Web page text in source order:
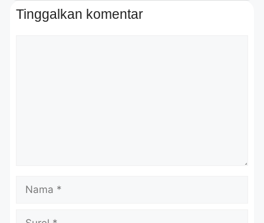
Tinggalkan komentar